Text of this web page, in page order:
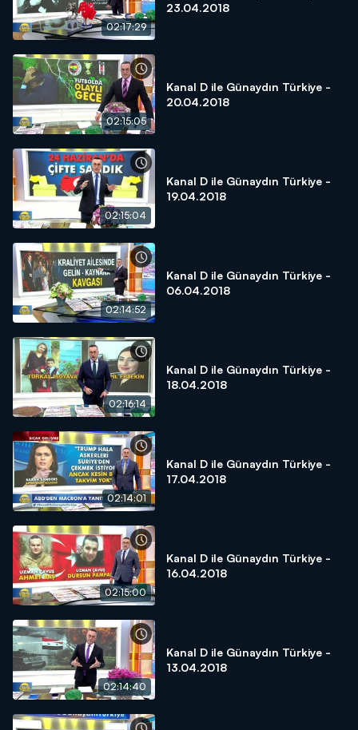
02:17:29
23.04.2018
02:15:05
Kanal D ile Günaydın Türkiye -
20.04.2018
02:15:04
Kanal D ile Günaydın Türkiye -
19.04.2018
02:14:52
Kanal D ile Günaydın Türkiye -
06.04.2018
02:16:14
Kanal D ile Günaydın Türkiye -
18.04.2018
02:14:01
Kanal D ile Günaydın Türkiye -
17.04.2018
02:15:00
Kanal D ile Günaydın Türkiye -
16.04.2018
02:14:40
Kanal D ile Günaydın Türkiye -
13.04.2018